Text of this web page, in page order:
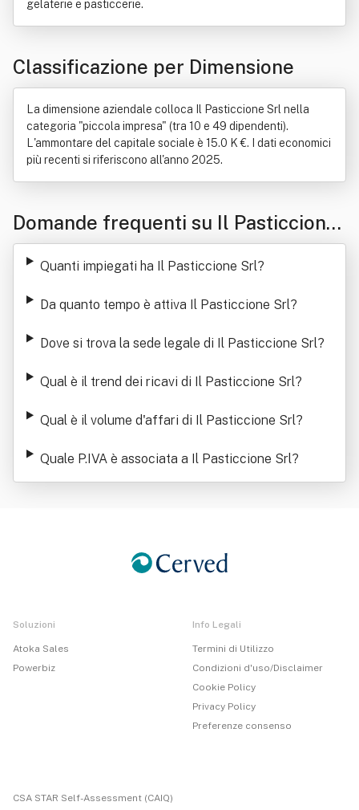
gelaterie e pasticcerie.
Classificazione per Dimensione
La dimensione aziendale colloca Il Pasticcione Srl nella
categoria "piccola impresa" (tra 10 e 49 dipendenti).
L'ammontare del capitale sociale è 15.0 K €. I dati economici
più recenti si riferiscono all'anno 2025.
Domande frequenti su Il Pasticcione
Srl
Quanti impiegati ha Il Pasticcione Srl?
Da quanto tempo è attiva Il Pasticcione Srl?
Dove si trova la sede legale di Il Pasticcione Srl?
Qual è il trend dei ricavi di Il Pasticcione Srl?
Qual è il volume d'affari di Il Pasticcione Srl?
Quale P.IVA è associata a Il Pasticcione Srl?
Soluzioni
Atoka Sales
Powerbiz
Info Legali
Termini di Utilizzo
Condizioni d'uso/Disclaimer
Cookie Policy
Privacy Policy
Preferenze consenso
CSA STAR Self-Assessment (CAIQ)